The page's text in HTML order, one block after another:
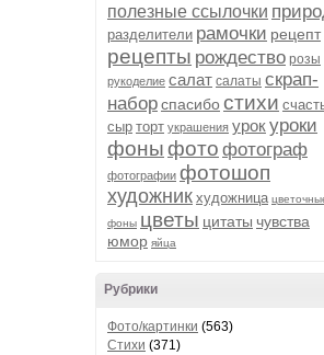
полезные ссылочки
разделители рамочки рецепт
рецепты рождество розы
рукоделие салат салаты скрап-
наборспасибостихи
сыр торт украшения урокуроки
фоныфото фотограф
фотографии фотошоп
художник художница
фоны цветы цитаты чувства
юмор яйца
Рубрики
Фото/картинки (563)
Стихи (371)